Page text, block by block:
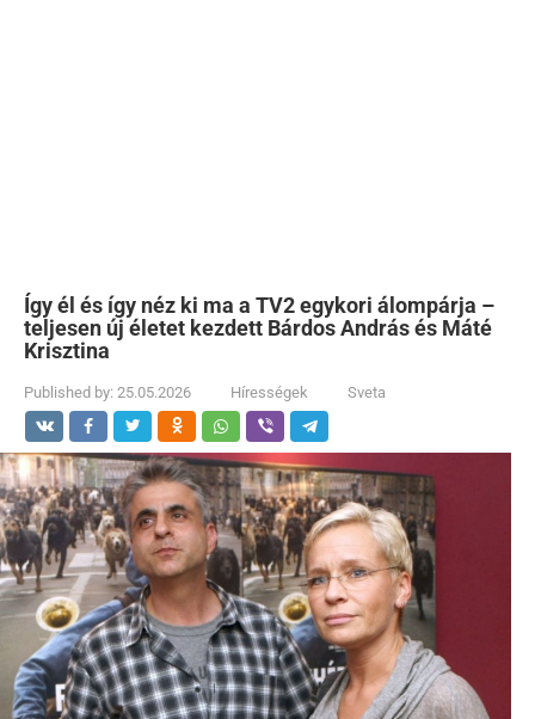
Így él és így néz ki ma a TV2 egykori álompárja –
teljesen új életet kezdett Bárdos András és Máté
Krisztina
Published by: 25.05.2026 Hírességek Sveta